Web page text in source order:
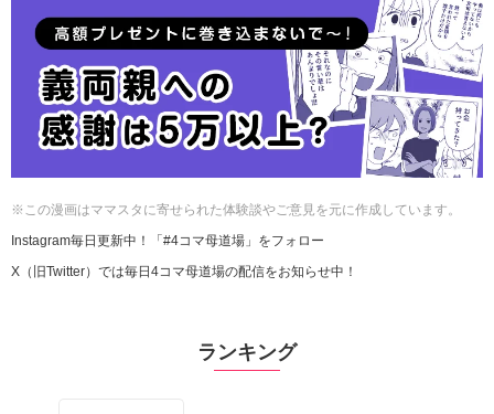
※この漫画はママスタに寄せられた体験談やご意見を元に作成しています。
Instagram毎日更新中！「#4コマ母道場」をフォロー
X（旧Twitter）では毎日4コマ母道場の配信をお知らせ中！
ランキング